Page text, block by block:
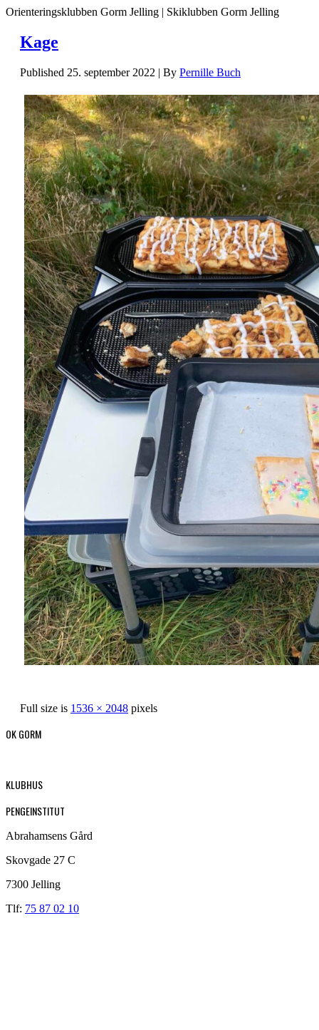
Orienteringsklubben Gorm Jelling | Skiklubben Gorm Jelling
Kage
Published 25. september 2022 | By Pernille Buch
Full size is 1536 × 2048 pixels
OK GORM
KLUBHUS
PENGEINSTITUT
Abrahamsens Gård
Skovgade 27 C
7300 Jelling
Tlf: 75 87 02 10